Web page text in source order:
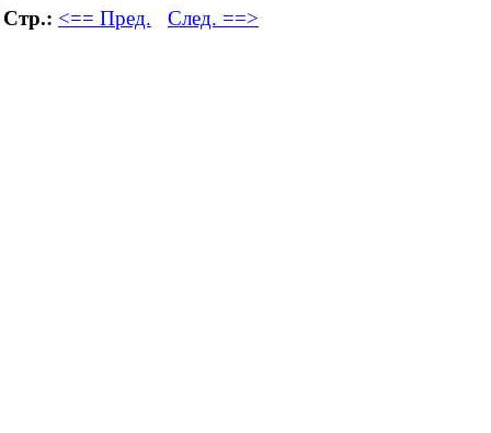
Стр.: <== Пред. След. ==>